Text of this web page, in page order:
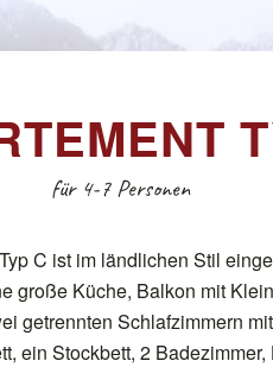
für 4-7 Personen
C ist im ländlichen Stil
große Küche, Balkon mit
getrennten Schlafzimmern
ein Stockbett, 2